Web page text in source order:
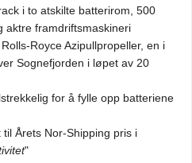
i to atskilte batterirom, 500
aktre framdriftsmaskineri
Royce Azipullpropeller, en i
Sognefjorden i løpet av 20
for å fylle opp batteriene
Årets Nor-Shipping pris i
"